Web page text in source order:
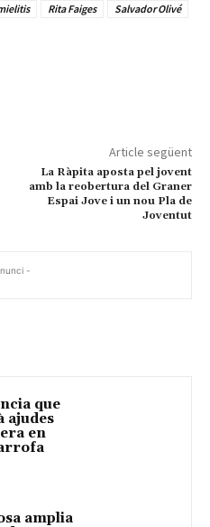
Rita Faiges
Salvador Olivé
Article següent
La Ràpita aposta pel jovent
amb la reobertura del Graner
Espai Jove i un nou Pla de
Joventut
-
que
ajudes
en
amplia